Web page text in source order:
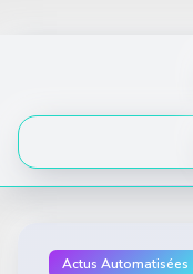
Actus Automatisées